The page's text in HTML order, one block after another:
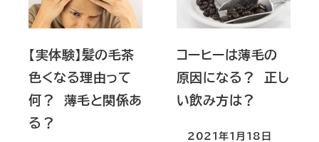
【実体験】髪の毛茶
色くなる理由って
何？ 薄毛と関係あ
る？
コーヒーは薄毛の
原因になる？ 正し
い飲み方は？
2021年1月18日